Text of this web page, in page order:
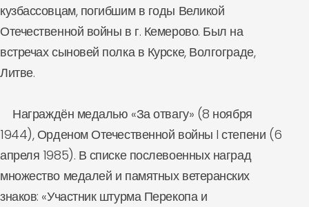
кузбассовцам, погибшим в годы Великой
Отечественной войны в г. Кемерово. Был на
встречах сыновей полка в Курске, Волгограде,
Литве.
Награждён медалью «За отвагу» (8 ноября
1944), Орденом Отечественной войны I степени (6
апреля 1985). В списке послевоенных наград
множество медалей и памятных ветеранских
знаков: «Участник штурма Перекопа и